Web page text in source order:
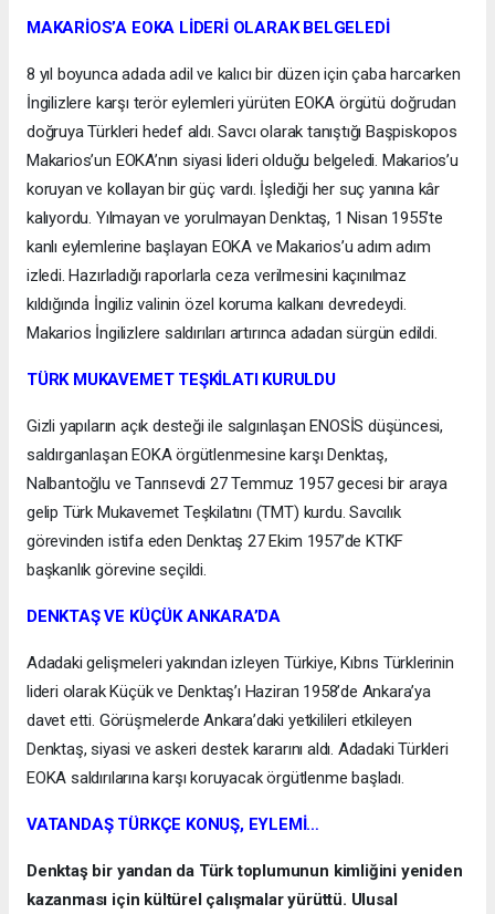
MAKARİOS’A EOKA LİDERİ OLARAK BELGELEDİ
8 yıl boyunca adada adil ve kalıcı bir düzen için çaba harcarken
İngilizlere karşı terör eylemleri yürüten EOKA örgütü doğrudan
doğruya Türkleri hedef aldı. Savcı olarak tanıştığı Başpiskopos
Makarios’un EOKA’nın siyasi lideri olduğu belgeledi. Makarios’u
koruyan ve kollayan bir güç vardı. İşlediği her suç yanına kâr
kalıyordu. Yılmayan ve yorulmayan Denktaş, 1 Nisan 1955’te
kanlı eylemlerine başlayan EOKA ve Makarios’u adım adım
izledi. Hazırladığı raporlarla ceza verilmesini kaçınılmaz
kıldığında İngiliz valinin özel koruma kalkanı devredeydi.
Makarios İngilizlere saldırıları artırınca adadan sürgün edildi.
TÜRK MUKAVEMET TEŞKİLATI KURULDU
Gizli yapıların açık desteği ile salgınlaşan ENOSİS düşüncesi,
saldırganlaşan EOKA örgütlenmesine karşı Denktaş,
Nalbantoğlu ve Tanrısevdi 27 Temmuz 1957 gecesi bir araya
gelip Türk Mukavemet Teşkilatını (TMT) kurdu. Savcılık
görevinden istifa eden Denktaş 27 Ekim 1957’de KTKF
başkanlık görevine seçildi.
DENKTAŞ VE KÜÇÜK ANKARA’DA
Adadaki gelişmeleri yakından izleyen Türkiye, Kıbrıs Türklerinin
lideri olarak Küçük ve Denktaş’ı Haziran 1958’de Ankara’ya
davet etti. Görüşmelerde Ankara’daki yetkilileri etkileyen
Denktaş, siyasi ve askeri destek kararını aldı. Adadaki Türkleri
EOKA saldırılarına karşı koruyacak örgütlenme başladı.
VATANDAŞ TÜRKÇE KONUŞ, EYLEMİ…
Denktaş bir yandan da Türk toplumunun kimliğini yeniden
kazanması için kültürel çalışmalar yürüttü. Ulusal